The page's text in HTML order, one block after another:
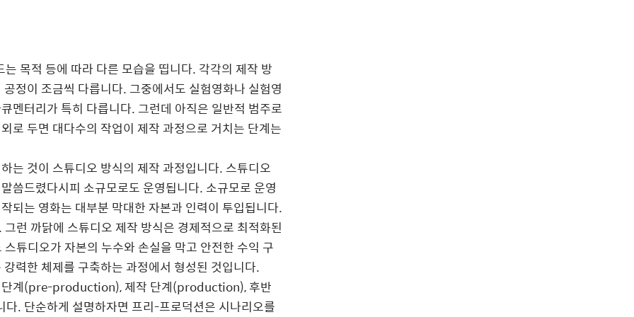
목적 등에 따라 다른 모습을 띱니다. 각각의 제작 방
정이 조금씩 다릅니다. 그중에서도 실험영화나 실험영
멘터리가 특히 다릅니다. 그런데 아직은 일반적 범주로
로 두면 대다수의 작업이 제작 과정으로 거치는 단계는
것이 스튜디오 방식의 제작 과정입니다. 스튜디오
씀드렸다시피 소규모로도 운영됩니다. 소규모로 운영
되는 영화는 대부분 막대한 자본과 인력이 투입됩니다.
런 까닭에 스튜디오 제작 방식은 경제적으로 최적화된
튜디오가 자본의 누수와 손실을 막고 안전한 수익 구
력한 체제를 구축하는 과정에서 형성된 것입니다.
계(pre-production), 제작 단계(production), 후반
. 단순하게 설명하자면 프리-프로덕션은 시나리오를